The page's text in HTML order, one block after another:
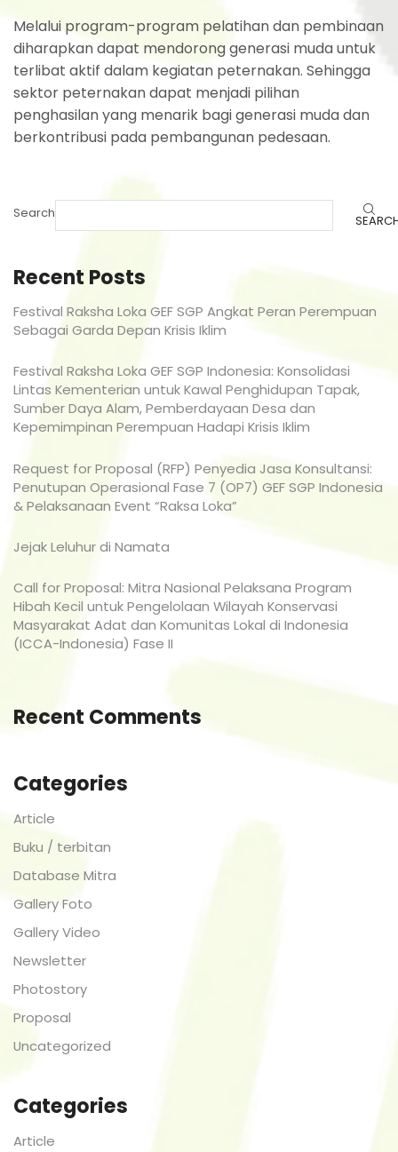
Melalui program-program pelatihan dan pembinaan
diharapkan dapat mendorong generasi muda untuk
terlibat aktif dalam kegiatan peternakan. Sehingga
sektor peternakan dapat menjadi pilihan
penghasilan yang menarik bagi generasi muda dan
berkontribusi pada pembangunan pedesaan.
Search
Recent Posts
Festival Raksha Loka GEF SGP Angkat Peran Perempuan
Sebagai Garda Depan Krisis Iklim
Festival Raksha Loka GEF SGP Indonesia: Konsolidasi
Lintas Kementerian untuk Kawal Penghidupan Tapak,
Sumber Daya Alam, Pemberdayaan Desa dan
Kepemimpinan Perempuan Hadapi Krisis Iklim
Request for Proposal (RFP) Penyedia Jasa Konsultansi:
Penutupan Operasional Fase 7 (OP7) GEF SGP Indonesia
& Pelaksanaan Event “Raksa Loka”
Jejak Leluhur di Namata
Call for Proposal: Mitra Nasional Pelaksana Program
Hibah Kecil untuk Pengelolaan Wilayah Konservasi
Masyarakat Adat dan Komunitas Lokal di Indonesia
(ICCA-Indonesia) Fase II
Recent Comments
Categories
Article
Buku / terbitan
Database Mitra
Gallery Foto
Gallery Video
Newsletter
Photostory
Proposal
Uncategorized
Categories
Article